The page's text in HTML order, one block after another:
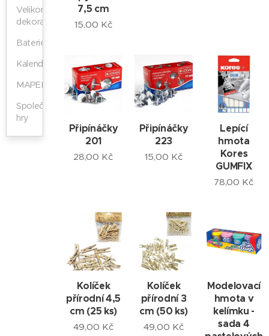
Velikonoční
dekorace
Baterie
Kalendáře
MAPED
Společenské
hry
7,5 cm
15,00 Kč
Připínáčky
201
28,00 Kč
Připínáčky
223
15,00 Kč
Lepící
hmota
Kores
GUMFIX
78,00 Kč
Kolíček
přírodní 4,5
cm (25 ks)
49,00 Kč
Kolíček
přírodní 3
cm (50 ks)
49,00 Kč
Modelovací
hmota v
kelímku -
sada 4